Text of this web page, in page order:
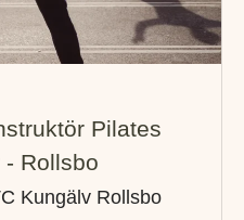
Pilates
- Rollsbo
Kungälv Rollsbo